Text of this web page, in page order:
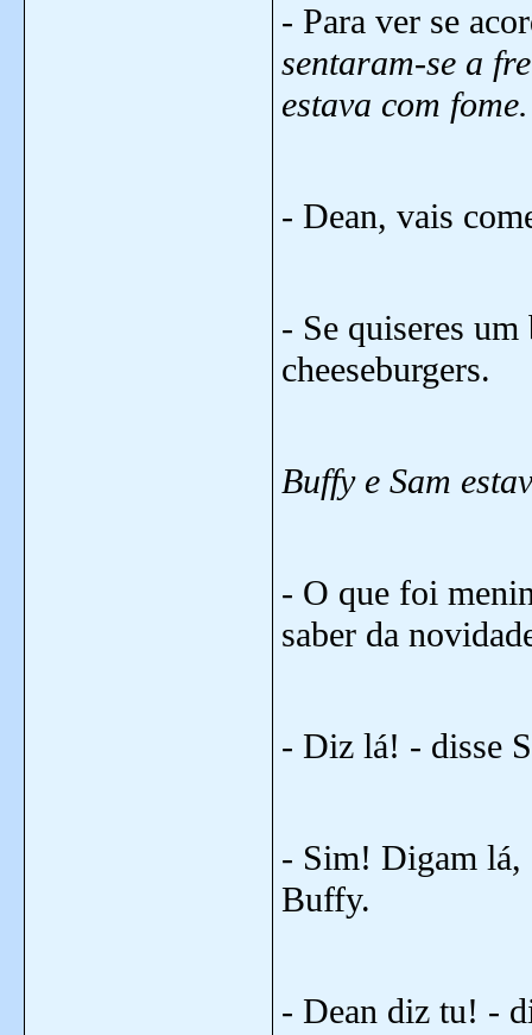
- Para ver se
sentaram-se a
estava com fome.
- Dean, vais
- Se quiseres
cheeseburgers.
Buffy e Sam
- O que foi
saber da
- Diz lá! - disse
- Sim! Digam lá,
Buffy.
- Dean diz tu! -